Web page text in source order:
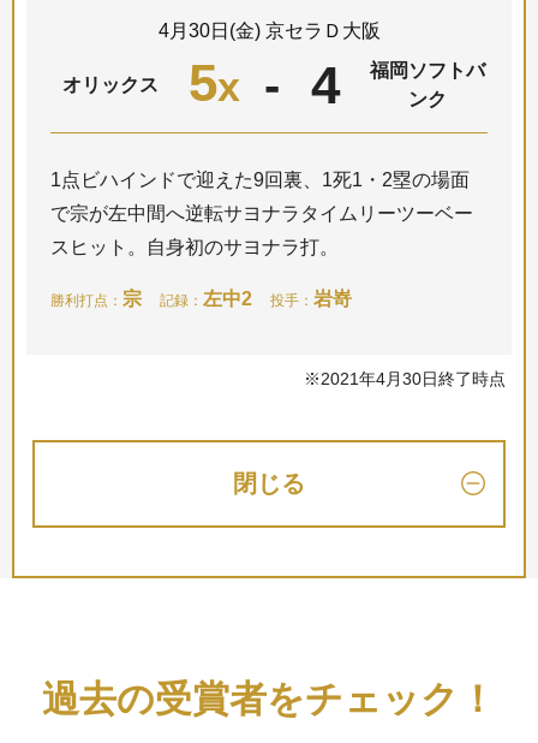
4月30日(金) 京セラＤ大阪
オリックス 5x - 4
福岡ソフトバ
ンク
1点ビハインドで迎えた9回裏、1死1・2塁の場面
で宗が左中間へ逆転サヨナラタイムリーツーベー
スヒット。自身初のサヨナラ打。
勝利打点： 宗 記録： 左中2 投手： 岩嵜
※2021年4月30日終了時点
閉じる
過去の受賞者をチェック！